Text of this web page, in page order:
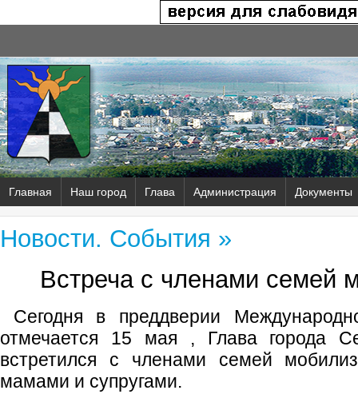
Главная Наш город Глава Администрация Документы
Новости. События »
Встреча с членами семей
Сегодня в преддверии
отмечается 15 мая , Глава города
встретился с членами семей
мамами и супругами.